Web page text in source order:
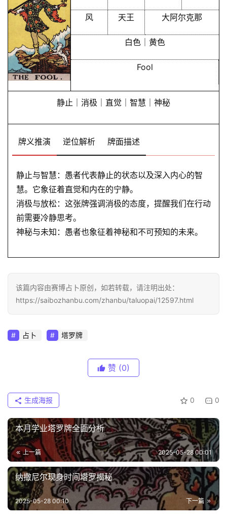
风 天王 大阿尔克那
白色｜黄色
Fool
静止｜消极｜直觉｜智慧｜神秘
牌义推演 逆位解析 牌面描述
静止与智慧：愚者代表静止的状态以及深入内心的智
慧。它象征着直觉和内在的宁静。
消极与放松：这张牌强调消极的态度，提醒我们在行动
前需要冷静思考。
神秘与未知：愚者也象征着神秘和不可预知的未来。
该篇内容由赛博占卜原创，如若转载，请注明出处：
https://saibozhanbu.com/zhanbu/taluopai/12597.html
占卜 塔罗牌
赞 (0)
0 0
生成海报
本月学业塔罗牌全面分析
上一篇 2025-05-28 00:01
纳撒尼尔现身时间塔罗揭秘
下一篇
2025-05-28 00:10